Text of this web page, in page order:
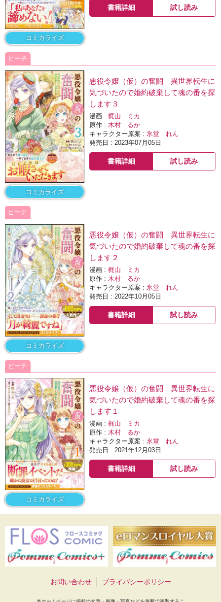
コミカライズ
書籍詳細 試し読み
ピーチ
コミカライズ
悪役令嬢（仮）の奮闘 異世界転生に
気づいたので婚約破棄して魂の番を探
します３
漫画 :梶山 ミカ
原作 : 木村 るか
キャラクター原案 : 氷堂 れん
発売日 : 2023年07月05日
書籍詳細 試し読み
ピーチ
コミカライズ
悪役令嬢（仮）の奮闘 異世界転生に
気づいたので婚約破棄して魂の番を探
します２
漫画 :梶山 ミカ
原作 :木村 るか
キャラクター原案 :氷堂 れん
発売日 : 2022年10月05日
書籍詳細 試し読み
ピーチ
コミカライズ
悪役令嬢（仮）の奮闘 異世界転生に
気づいたので婚約破棄して魂の番を探
します１
漫画 :梶山 ミカ
原作 :木村 るか
キャラクター原案 :氷堂 れん
発売日 : 2021年12月03日
書籍詳細 試し読み
お問い合わせ プライバシーポリシー